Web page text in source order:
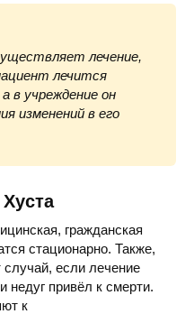
лечение,
лечится
в учреждение он
изменений в его
гражданская
стационарно. Также,
случай, если лечение
недуг привёл к смерти.
к